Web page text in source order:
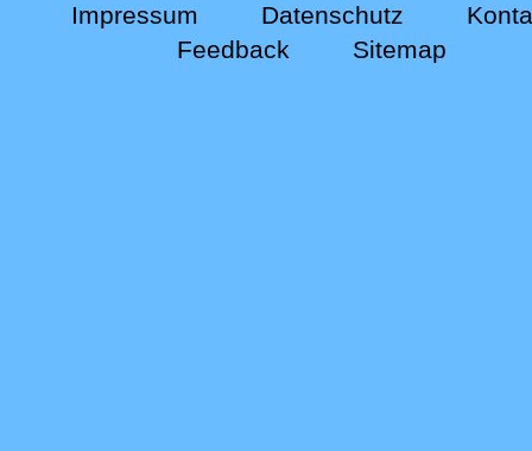
Impressum Datenschutz
Feedback
Sitemap